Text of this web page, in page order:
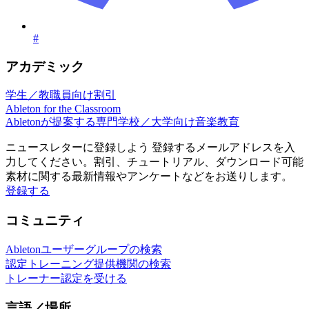
#
アカデミック
学生／教職員向け割引
Ableton for the Classroom
Abletonが提案する専門学校／大学向け音楽教育
ニュースレターに登録しよう 登録するメールアドレスを入
力してください。割引、チュートリアル、ダウンロード可能
素材に関する最新情報やアンケートなどをお送りします。
登録する
コミュニティ
Abletonユーザーグループの検索
認定トレーニング提供機関の検索
トレーナー認定を受ける